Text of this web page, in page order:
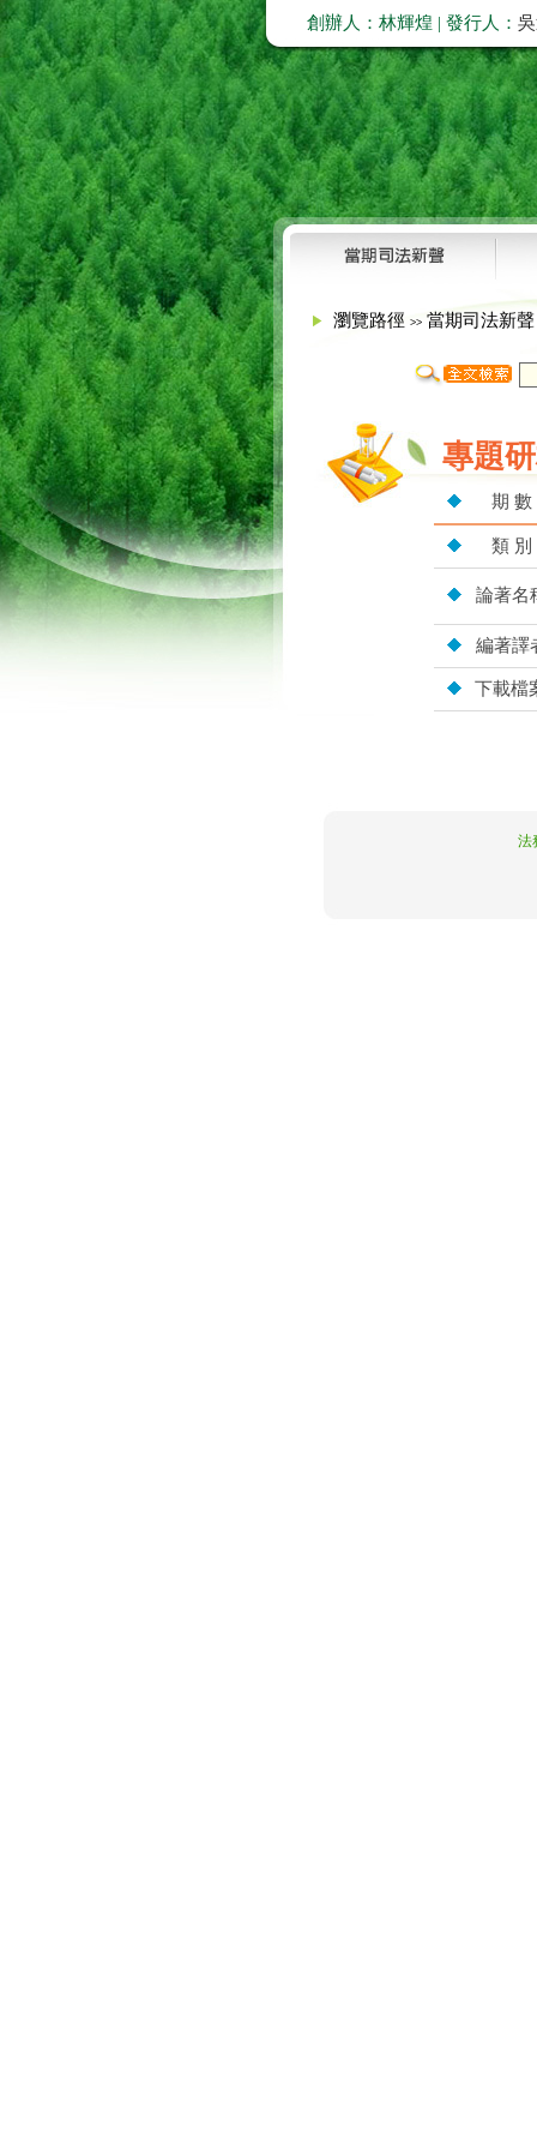
創辦人：林輝煌 | 發行人：
瀏覽路徑 >> 當期司法新
專題
期 數
類 別
論著名
編著譯
下載檔
法